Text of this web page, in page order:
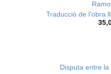
Traducció de l'obra
Disputa entre la